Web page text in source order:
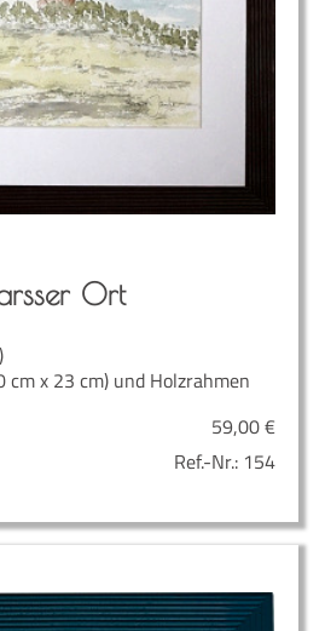
Ort
cm x 23 cm) und Holzrahmen
59,00€
Ref.-Nr.: 154